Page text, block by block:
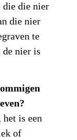
die die nier
die nier
te
de nier is
het is een
of